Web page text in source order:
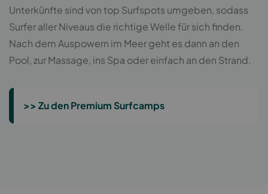
Unterkünfte sind von top Surfspots umgeben, sodass
Surfer aller Niveaus die richtige Welle für sich finden.
Nach dem Auspowern im Meer geht es dann an den
Pool, zur Massage, ins Spa oder einfach an den Strand.
>> Zu den Premium Surfcamps